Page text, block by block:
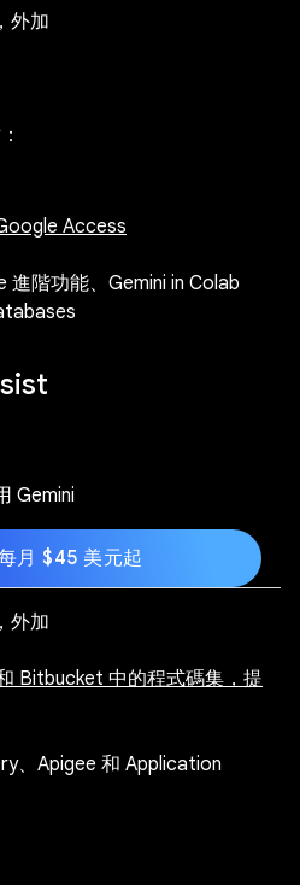
外加
Access
進階功能、Gemini in Colab
Gemini
月 $45 美元起
外加
Bitbucket 中的程式碼集，提
、Apigee 和 Application